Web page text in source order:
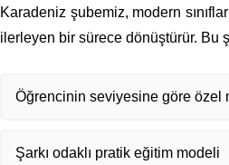
Karadeniz şubemiz, modern
ilerleyen bir sürece dönüştürür. Bu
Öğrencinin seviyesine göre özel
Şarkı odaklı pratik eğitim modeli